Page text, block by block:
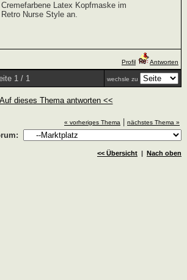
Cremefarbene Latex Kopfmaske im
Retro Nurse Style an.
Profil Antworten
1 / 1 wechsle zu
dieses Thema antworten <<
« vorheriges Thema nächstes Thema »
<< Übersicht | Nach oben